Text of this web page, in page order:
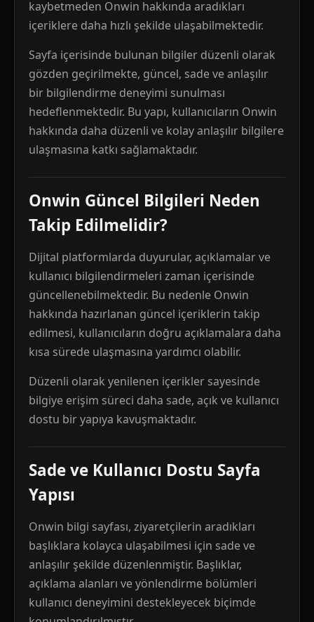
kaybetmeden Onwin hakkında aradıkları
içeriklere daha hızlı şekilde ulaşabilmektedir.
Sayfa içerisinde bulunan bilgiler düzenli olarak
gözden geçirilmekte, güncel, sade ve anlaşılır
bir bilgilendirme deneyimi sunulması
hedeflenmektedir. Bu yapı, kullanıcıların Onwin
hakkında daha düzenli ve kolay anlaşılır bilgilere
ulaşmasına katkı sağlamaktadır.
Onwin Güncel Bilgileri Neden
Takip Edilmelidir?
Dijital platformlarda duyurular, açıklamalar ve
kullanıcı bilgilendirmeleri zaman içerisinde
güncellenebilmektedir. Bu nedenle Onwin
hakkında hazırlanan güncel içeriklerin takip
edilmesi, kullanıcıların doğru açıklamalara daha
kısa sürede ulaşmasına yardımcı olabilir.
Düzenli olarak yenilenen içerikler sayesinde
bilgiye erişim süreci daha sade, açık ve kullanıcı
dostu bir yapıya kavuşmaktadır.
Sade ve Kullanıcı Dostu Sayfa
Yapısı
Onwin bilgi sayfası, ziyaretçilerin aradıkları
başlıklara kolayca ulaşabilmesi için sade ve
anlaşılır şekilde düzenlenmiştir. Başlıklar,
açıklama alanları ve yönlendirme bölümleri
kullanıcı deneyimini destekleyecek biçimde